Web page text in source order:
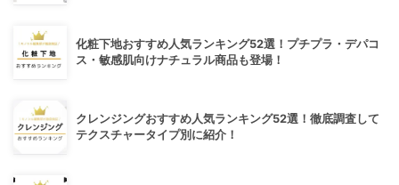
化粧下地おすすめ人気ランキング52選！プチプラ・デパコ
ス・敏感肌向けナチュラル商品も登場！
クレンジングおすすめ人気ランキング52選！徹底調査して
テクスチャータイプ別に紹介！